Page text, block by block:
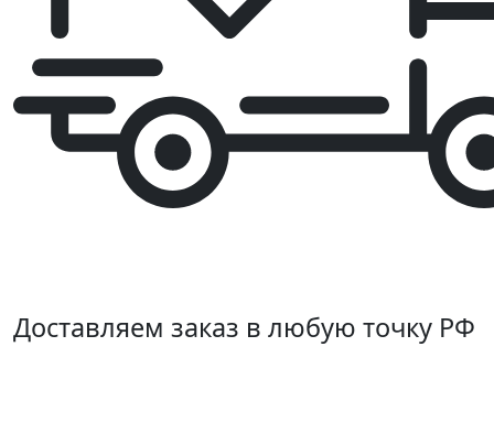
Доставляем заказ в любую точку РФ